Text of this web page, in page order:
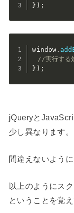
} ) ;
window .
//実行する
} ) ;
jQueryと
少し異なります。
間違えないように
以上のようにス
ということを覚え